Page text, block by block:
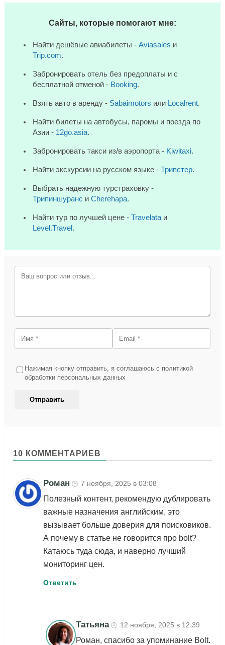
Сайты, которые помогают мне:
Найти дешёвые авиабилеты - Aviasales и
Trip.com.
Забронировать отель без предоплаты и с
бесплатной отменой - Booking.
Взять авто в аренду - Sabaimotors или Localrent.
Найти билеты на автобусы, паромы и поезда по
Азии - 12go.asia.
Забронировать такси из/в аэропорта - Kiwitaxi.
Найти экскурсии на русском языке - Трипстер.
Выбрать надежную турстраховку -
Трипиншуранс и Cherehapa.
Найти тур по лучшей цене - Travelataи
Level.Travel .
Нажимая кнопку отправить, я соглашаюсь с политикой
обработки персональных данных
10 КОММЕНТАРИЕВ
Роман 🕒 7 ноября, 2025 в 03:08
Полезный контент, рекомендую дублировать
важные назначения английским, это
вызывает больше доверия для поисковиков.
А почему в статье не говорится про bolt?
Катаюсь туда сюда, и наверно лучший
мониторинг цен.
Ответить
Татьяна 🕒 12 ноября, 2025 в 12:39
Роман, спасибо за упоминание Bolt.